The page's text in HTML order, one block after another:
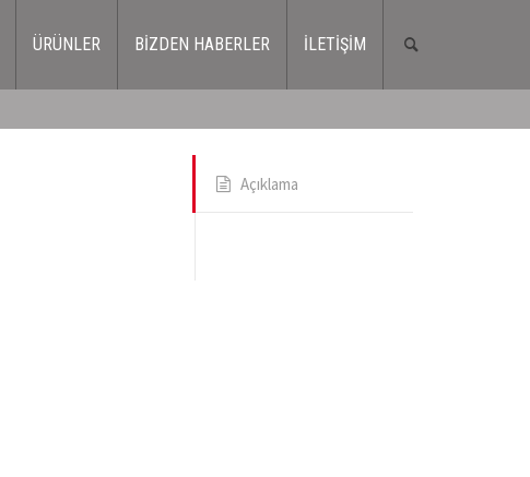
ÜRÜNLER BİZDEN HABERLER İLETİŞİM
Açıklama